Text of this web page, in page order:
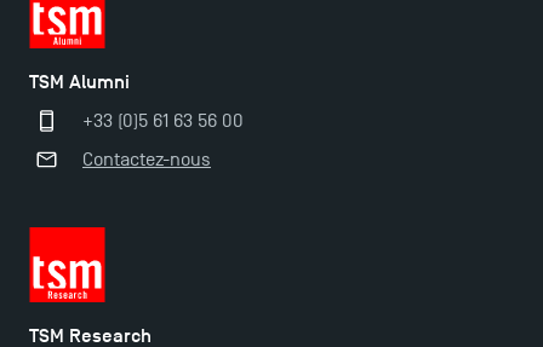
TSM Alumni
+33 (0)5 61 63 56 00
Contactez-nous
TSM Research